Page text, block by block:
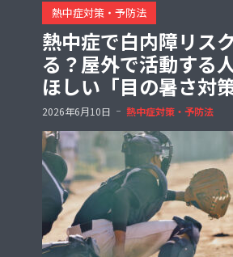
熱中症対策・予防法
熱中症で白内障リス
る？屋外で活動する
ほしい「目の暑さ対策
2026年6月10日 熱中症対策・予防法